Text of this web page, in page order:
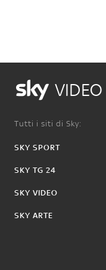
VIDEO
Tutti i siti di Sky:
SKY SPORT
SKY TG 24
SKY VIDEO
SKY ARTE